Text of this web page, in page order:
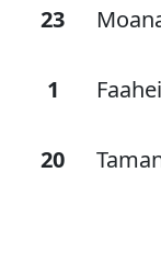
23
1
20